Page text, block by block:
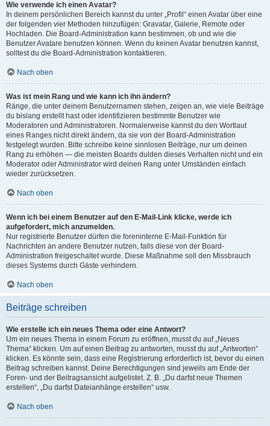
Wie verwende ich einen Avatar?
In deinem persönlichen Bereich kannst du unter „Profil“ einen Avatar über eine
der folgenden vier Methoden hinzufügen: Gravatar, Galerie, Remote oder
Hochladen. Die Board-Administration kann bestimmen, ob und wie die
Benutzer Avatare benutzen können. Wenn du keinen Avatar benutzen kannst,
solltest du die Board-Administration kontaktieren.
Nach oben
Was ist mein Rang und wie kann ich ihn ändern?
Ränge, die unter deinem Benutzernamen stehen, zeigen an, wie viele Beiträge
du bislang erstellt hast oder identifizieren bestimmte Benutzer wie
Moderatoren und Administratoren. Normalerweise kannst du den Wortlaut
eines Ranges nicht direkt ändern, da sie von der Board-Administration
festgelegt wurden. Bitte schreibe keine sinnlosen Beiträge, nur um deinen
Rang zu erhöhen — die meisten Boards dulden dieses Verhalten nicht und ein
Moderator oder Administrator wird deinen Rang unter Umständen einfach
wieder zurücksetzen.
Nach oben
Wenn ich bei einem Benutzer auf den E-Mail-Link klicke, werde ich
aufgefordert, mich anzumelden.
Nur registrierte Benutzer dürfen die foreninterne E-Mail-Funktion für
Nachrichten an andere Benutzer nutzen, falls diese von der Board-
Administration freigeschaltet wurde. Diese Maßnahme soll den Missbrauch
dieses Systems durch Gäste verhindern.
Nach oben
Beiträge schreiben
Wie erstelle ich ein neues Thema oder eine Antwort?
Um ein neues Thema in einem Forum zu eröffnen, musst du auf „Neues
Thema“ klicken. Um auf einen Beitrag zu antworten, musst du auf „Antworten“
klicken. Es könnte sein, dass eine Registrierung erforderlich ist, bevor du einen
Beitrag schreiben kannst. Deine Berechtigungen sind jeweils am Ende der
Foren- und der Beitragsansicht aufgelistet. Z. B. „Du darfst neue Themen
erstellen“, „Du darfst Dateianhänge erstellen“ usw.
Nach oben